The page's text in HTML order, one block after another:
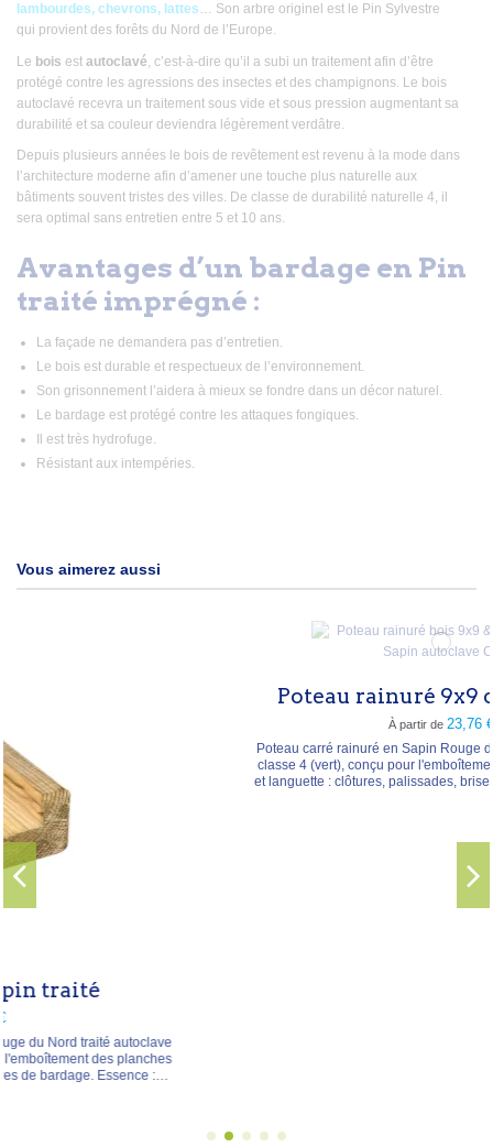
lambourdes, chevrons, lattes … Son arbre originel est le Pin Sylvestre
qui provient des forêts du Nord de l’Europe.
Le bois est autoclavé , c’est-à-dire qu’il a subi un traitement afin d’être
protégé contre les agressions des insectes et des champignons. Le bois
autoclavé recevra un traitement sous vide et sous pression augmentant sa
durabilité et sa couleur deviendra légèrement verdâtre.
Depuis plusieurs années le bois de revêtement est revenu à la mode dans
l’architecture moderne afin d’amener une touche plus naturelle aux
bâtiments souvent tristes des villes. De classe de durabilité naturelle 4, il
sera optimal sans entretien entre 5 et 10 ans.
Avantages d’un bardage en Pin
traité imprégné :
La façade ne demandera pas d’entretien.
Le bois est durable et respectueux de l’environnement.
Son grisonnement l’aidera à mieux se fondre dans un décor naturel.
Le bardage est protégé contre les attaques fongiques.
Il est très hydrofuge.
Résistant aux intempéries.
Vous aimerez aussi
Poteau rainuré 9x9 ou 12x12 cm
Poteau carré rainuré en Sapin Rouge du Nord traité autoclave
classe 4 (vert), conçu pour l'emboîtement de planches rainure
et languette : clôtures, palissades, brise-vues et séparations en
bois. Essence : Sapin Rouge du Nord (± 450 kg/m³) Traitement :